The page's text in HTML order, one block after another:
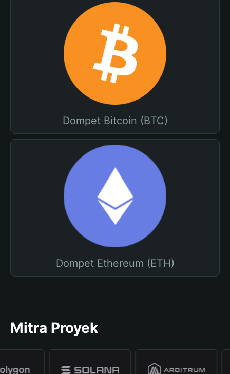
Dompet Bitcoin (BTC)
Dompet Ethereum (ETH)
Mitra Proyek